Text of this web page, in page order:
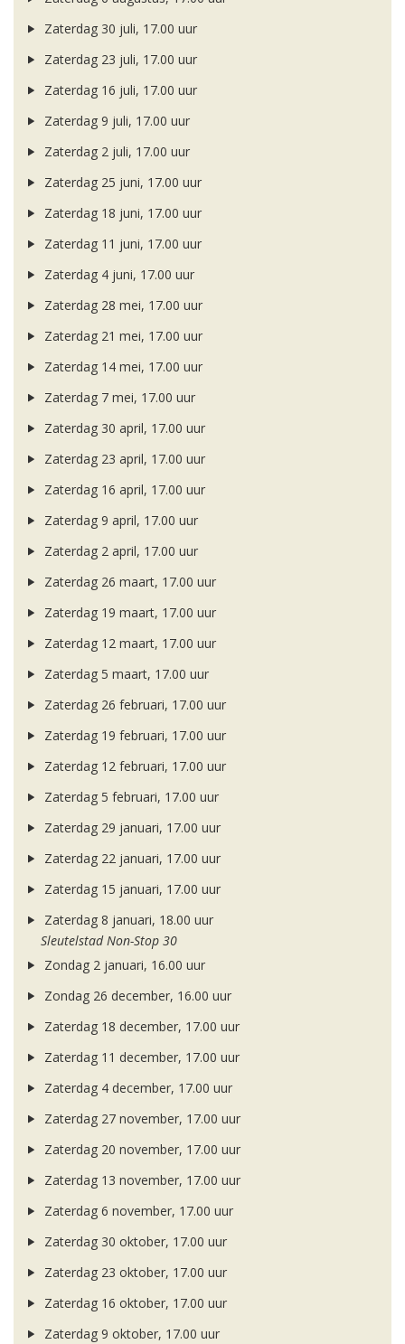
Zaterdag 30 juli, 17.00 uur
Zaterdag 23 juli, 17.00 uur
Zaterdag 16 juli, 17.00 uur
Zaterdag 9 juli, 17.00 uur
Zaterdag 2 juli, 17.00 uur
Zaterdag 25 juni, 17.00 uur
Zaterdag 18 juni, 17.00 uur
Zaterdag 11 juni, 17.00 uur
Zaterdag 4 juni, 17.00 uur
Zaterdag 28 mei, 17.00 uur
Zaterdag 21 mei, 17.00 uur
Zaterdag 14 mei, 17.00 uur
Zaterdag 7 mei, 17.00 uur
Zaterdag 30 april, 17.00 uur
Zaterdag 23 april, 17.00 uur
Zaterdag 16 april, 17.00 uur
Zaterdag 9 april, 17.00 uur
Zaterdag 2 april, 17.00 uur
Zaterdag 26 maart, 17.00 uur
Zaterdag 19 maart, 17.00 uur
Zaterdag 12 maart, 17.00 uur
Zaterdag 5 maart, 17.00 uur
Zaterdag 26 februari, 17.00 uur
Zaterdag 19 februari, 17.00 uur
Zaterdag 12 februari, 17.00 uur
Zaterdag 5 februari, 17.00 uur
Zaterdag 29 januari, 17.00 uur
Zaterdag 22 januari, 17.00 uur
Zaterdag 15 januari, 17.00 uur
Zaterdag 8 januari, 18.00 uur
Sleutelstad Non-Stop 30
Zondag 2 januari, 16.00 uur
Zondag 26 december, 16.00 uur
Zaterdag 18 december, 17.00 uur
Zaterdag 11 december, 17.00 uur
Zaterdag 4 december, 17.00 uur
Zaterdag 27 november, 17.00 uur
Zaterdag 20 november, 17.00 uur
Zaterdag 13 november, 17.00 uur
Zaterdag 6 november, 17.00 uur
Zaterdag 30 oktober, 17.00 uur
Zaterdag 23 oktober, 17.00 uur
Zaterdag 16 oktober, 17.00 uur
Zaterdag 9 oktober, 17.00 uur